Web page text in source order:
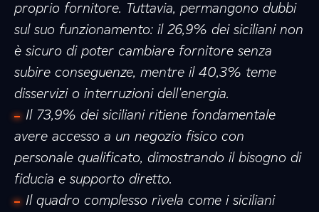
proprio fornitore. Tuttavia, permangono dubbi
sul suo funzionamento: il 26,9% dei siciliani non
è sicuro di poter cambiare fornitore senza
subire conseguenze, mentre il 40,3% teme
disservizi o interruzioni dell'energia.
Il 73,9% dei siciliani ritiene fondamentale
avere accesso a un negozio fisico con
personale qualificato, dimostrando il bisogno di
fiducia e supporto diretto.
Il quadro complesso rivela come i siciliani